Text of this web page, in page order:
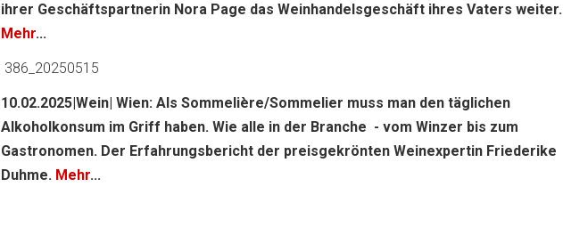
ihrer Geschäftspartnerin Nora Page das Weinhandelsgeschäft ihres Vaters weiter.
Mehr...
386_20250515
10.02.2025|Wein| Wien: Als Sommelière/Sommelier muss man den täglichen
Alkoholkonsum im Griff haben. Wie alle in der Branche - vom Winzer bis zum
Gastronomen. Der Erfahrungsbericht der preisgekrönten Weinexpertin Friederike
Duhme. Mehr...